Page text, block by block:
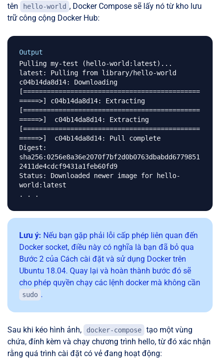
tên
hello-world , Docker Compose sẽ lấy nó từ kho lưu
trữ công cộng Docker Hub:
Output
Pulling my-test (hello-world:latest)...
latest: Pulling from library/hello-world
c04b14da8d14: Downloading
[=============================================
=====>] c04b14da8d14: Extracting
[=============================================
=====>]  c04b14da8d14: Extracting
[=============================================
=====>]  c04b14da8d14: Pull complete
Digest:
sha256:0256e8a36e2070f7bf2d0b0763dbabdd6779851
2411de4cdcf9431a1feb60fd9
Status: Downloaded newer image for hello-
world:latest
Lưu ý: Nếu bạn gặp phải lỗi cấp phép liên quan đến
Docker socket, điều này có nghĩa là bạn đã bỏ qua
Bước 2 của Cách cài đặt và sử dụng Docker trên
Ubuntu 18.04. Quay lại và hoàn thành bước đó sẽ
cho phép quyền chạy các lệnh docker mà không cần
sudo .
Sau khi kéo hình ảnh, docker-compose
tạo một vùng
chứa, đính kèm và chạy chương trình hello, từ đó xác nhận
rằng quá trình cài đặt có vẻ đang hoạt động: